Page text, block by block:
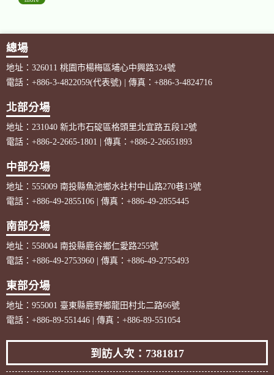
總場
地址：326011 桃園市楊梅區埔心中興路324號
電話：+886-3-4822059(代表號) | 傳真：+886-3-4824716
北部分場
地址：231040 新北市石碇區格頭里北宜路五段12號
電話：+886-2-2665-1801 | 傳真：+886-2-26651893
中部分場
地址：555009 南投縣魚池鄉水社村中山路270巷13號
電話：+886-49-2855106 | 傳真：+886-49-2855445
南部分場
地址：558004 南投縣鹿谷鄉仁愛路255號
電話：+886-49-2753960 | 傳真：+886-49-2755493
東部分場
地址：955001 臺東縣鹿野鄉龍田村北二路66號
電話：+886-89-551446 | 傳真：+886-89-551054
到訪人次：7381817